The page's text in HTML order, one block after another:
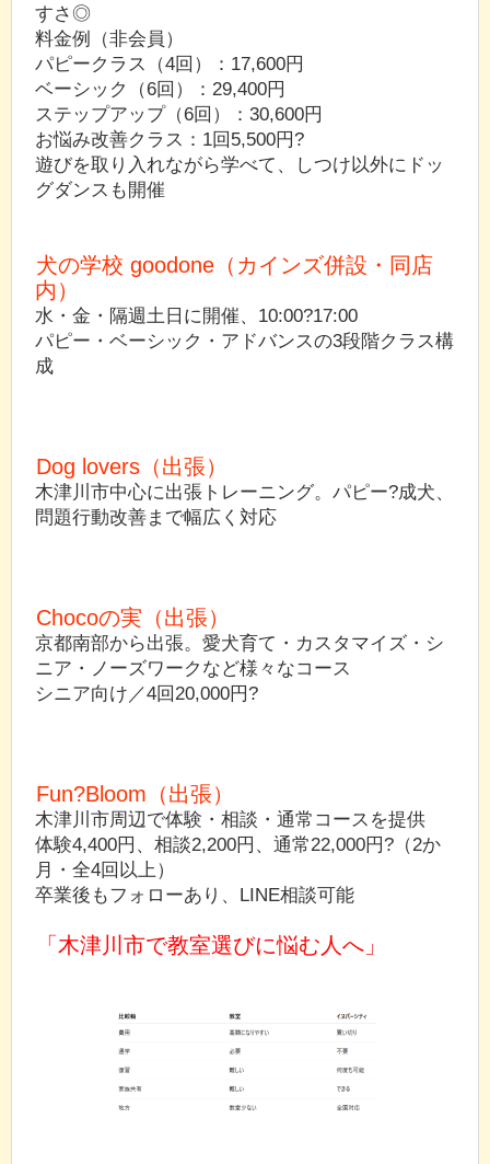
すさ◎
料金例（非会員）
パピークラス（4回）：17,600円
ベーシック（6回）：29,400円
ステップアップ（6回）：30,600円
お悩み改善クラス：1回5,500円?
遊びを取り入れながら学べて、しつけ以外にドッ
グダンスも開催
犬の学校 goodone（カインズ併設・同店
内）
水・金・隔週土日に開催、10:00?17:00
パピー・ベーシック・アドバンスの3段階クラス構
成
Dog lovers（出張）
木津川市中心に出張トレーニング。パピー?成犬、
問題行動改善まで幅広く対応
Chocoの実（出張）
京都南部から出張。愛犬育て・カスタマイズ・シ
ニア・ノーズワークなど様々なコース
シニア向け／4回20,000円?
Fun?Bloom（出張）
木津川市周辺で体験・相談・通常コースを提供
体験4,400円、相談2,200円、通常22,000円?（2か
月・全4回以上）
卒業後もフォローあり、LINE相談可能
「木津川市で教室選びに悩む人へ」